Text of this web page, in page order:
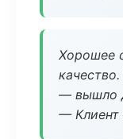
Хорошее
— вышло
— Клиент